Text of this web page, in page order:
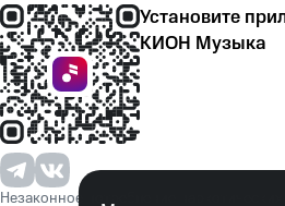
Установите
КИОН Музыка
Незаконное потребление